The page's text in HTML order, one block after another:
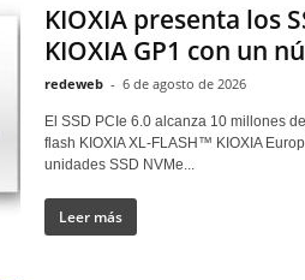
KIOXIA presenta los
KIOXIA GP1 con un
redeweb - 6 de agosto de 2026
El SSD PCIe 6.0 alcanza 10 millones
flash KIOXIA XL-FLASH™ KIOXIA
unidades SSD NVMe...
Leer más